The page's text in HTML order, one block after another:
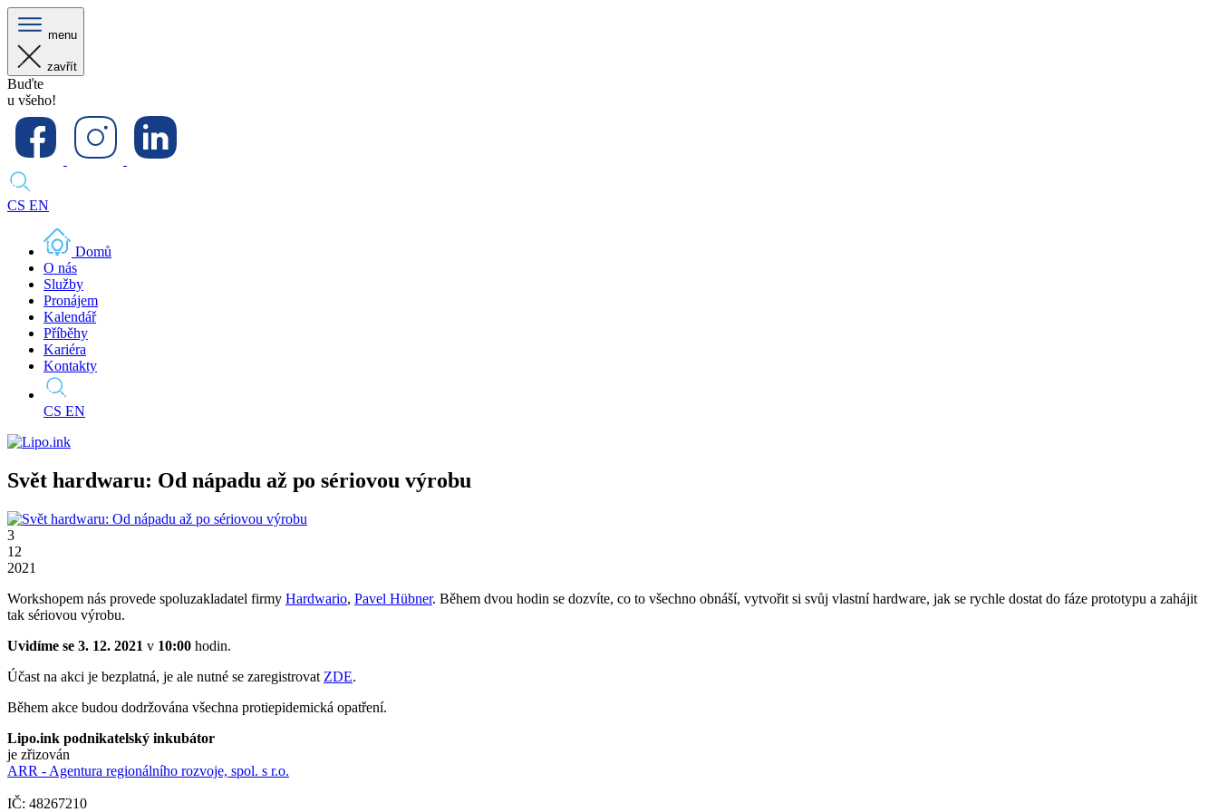
menu
zavřít
Buďte
u všeho!
CS EN
Domů
O nás
Služby
Pronájem
Kalendář
Příběhy
Kariéra
Kontakty
CS EN
Svět hardwaru: Od nápadu až po sériovou výrobu
3
12
2021
Workshopem nás provede spoluzakladatel firmy Hardwario, Pavel Hübner. Během dvou hodin se dozvíte, co to všechno obnáší, vytvořit si svůj vlastní hardware, jak se rychle dostat do fáze prototypu a zahájit
tak sériovou výrobu.
Uvidíme se 3. 12. 2021 v 10:00 hodin.
Účast na akci je bezplatná, je ale nutné se zaregistrovat ZDE.
Během akce budou dodržována všechna protiepidemická opatření.
Lipo.ink podnikatelský inkubátor
je zřizován
ARR - Agentura regionálního rozvoje, spol. s r.o.
IČ: 48267210